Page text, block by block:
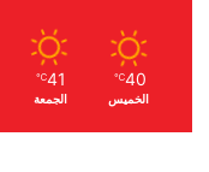
40
℃
الخميس
41
℃
الجمعة